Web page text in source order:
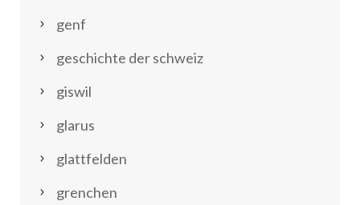
genf
geschichte der schweiz
giswil
glarus
glattfelden
grenchen